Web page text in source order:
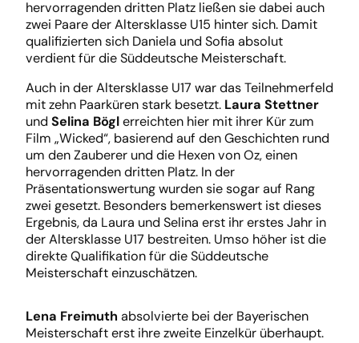
hervorragenden dritten Platz ließen sie dabei auch
zwei Paare der Altersklasse U15 hinter sich. Damit
qualifizierten sich Daniela und Sofia absolut
verdient für die Süddeutsche Meisterschaft.
Auch in der Altersklasse U17 war das Teilnehmerfeld
mit zehn Paarküren stark besetzt. Laura Stettner
und Selina Böglerreichten hier mit ihrer Kür zum
Film „Wicked“, basierend auf den Geschichten rund
um den Zauberer und die Hexen von Oz, einen
hervorragenden dritten Platz. In der
Präsentationswertung wurden sie sogar auf Rang
zwei gesetzt. Besonders bemerkenswert ist dieses
Ergebnis, da Laura und Selina erst ihr erstes Jahr in
der Altersklasse U17 bestreiten. Umso höher ist die
direkte Qualifikation für die Süddeutsche
Meisterschaft einzuschätzen.
Lena Freimuth absolvierte bei der Bayerischen
Meisterschaft erst ihre zweite Einzelkür überhaupt.